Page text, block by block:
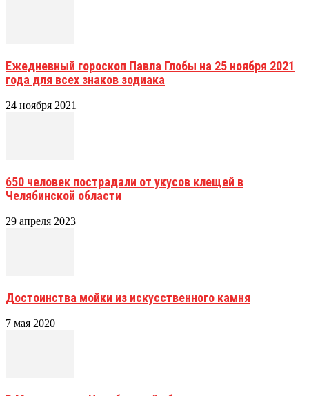
Ежедневный гороскоп Павла Глобы на 25 ноября 2021
года для всех знаков зодиака
24 ноября 2021
650 человек пострадали от укусов клещей в
Челябинской области
29 апреля 2023
Достоинства мойки из искусственного камня
7 мая 2020